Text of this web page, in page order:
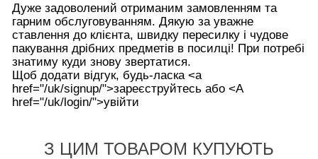
Дуже задоволений отриманим замовленням та
гарним обслуговуванням. Дякую за уважне
ставлення до клієнта, швидку пересилку і чудове
пакування дрібних предметів в посилці! При потребі
знатиму куди знову звертатися.
Щоб додати відгук, будь-ласка <а
href="/uk/signup/">зареєструйтесь або <А
href="/uk/login/">увійти
З ЦИМ ТОВАРОМ КУПУЮТЬ